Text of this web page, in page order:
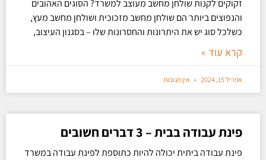
זקוקים לקנות שולחן מחשב מעוצב למשרד? הסוגים האהובים
והנפוצים ביותר הם שולחן מחשב מזכוכית ושולחן מחשב מעץ,
כשלכל סוג יש את היתרונות והחסרונות שלו – בסגנון העיצוב,
קרא עוד »
אפריל 15, 2024 אין תגובות
פינת עבודה בבית – 3 דברים חשובים
פינת עבודה ביתית יכולה להיות כתוספת לפינת עבודה במשרד